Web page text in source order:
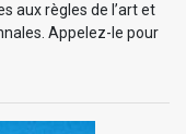
aux règles de l’art et
Appelez-le pour